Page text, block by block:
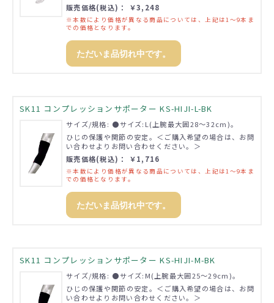
販売価格(税込)： ￥3,248
※本数により価格が異なる商品については、上記は1～9本ま
での価格となります。
ただいま品切れ中です。
SK11 コンプレッションサポーター KS-HIJI-L-BK
サイズ/規格: ●サイズ:L(上腕最大囲28～32cm)。
ひじの保護や関節の安定。＜ご購入希望の場合は、お問
い合わせよりお問い合わせください。＞
販売価格(税込)： ￥1,716
※本数により価格が異なる商品については、上記は1～9本ま
での価格となります。
ただいま品切れ中です。
SK11 コンプレッションサポーター KS-HIJI-M-BK
サイズ/規格: ●サイズ:M(上腕最大囲25～29cm)。
ひじの保護や関節の安定。＜ご購入希望の場合は、お問
い合わせよりお問い合わせください。＞